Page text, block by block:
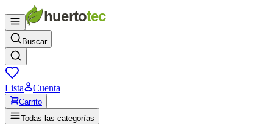
Buscar
Lista Cuenta
Carrito
Todas las categorías